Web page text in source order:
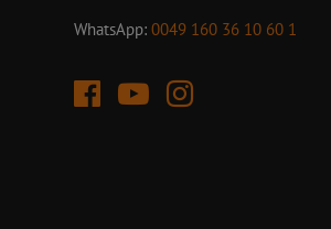
WhatsApp:0049 160 36 10 60 1